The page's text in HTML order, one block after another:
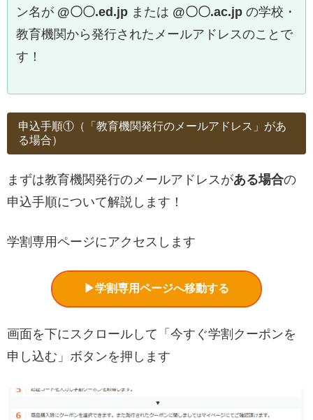
ン名が @〇〇.ed.jp または @〇〇.ac.jp の学校・
教育機関から発行されたメールアドレスのことで
す！
申込手順①（「教育機関発行のメールアドレス」があ
る場合）
まずは教育機関発行のメールアドレスがある場合の
申込手順について解説します！
学割専用ページにアクセスします
▶学割専用ページへ移動する
画面を下にスクロールして「今すぐ学割クーポンを
申し込む」ボタンを押します